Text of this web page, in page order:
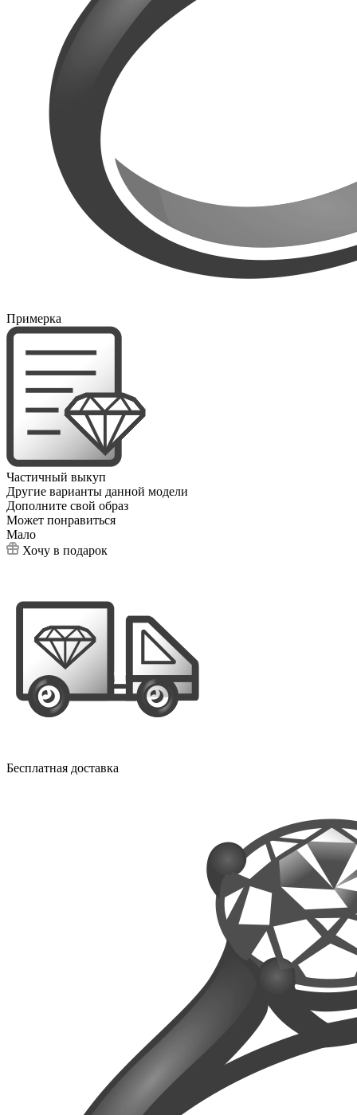
Примерка
Частичный выкуп
Другие варианты данной модели
Дополните свой образ
Может понравиться
Мало
Хочу в подарок
Бесплатная доставка